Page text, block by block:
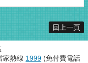
回上一頁
家熱線 1999 (免付費電話